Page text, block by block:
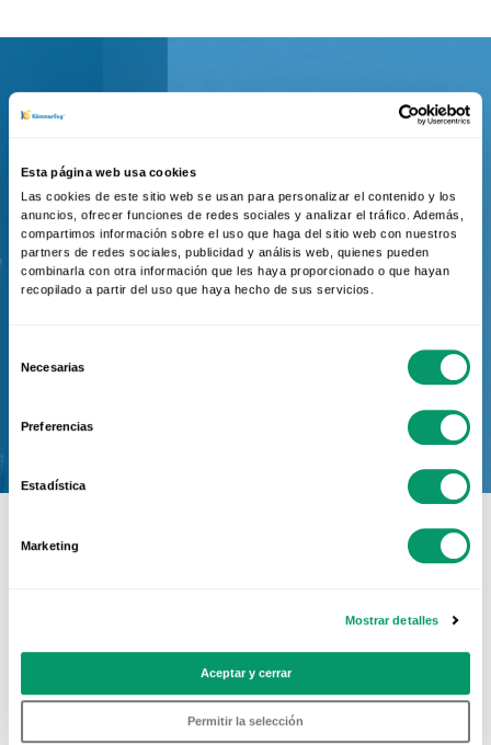
Esta página web usa cookies
Las cookies de este sitio web se usan para personalizar el contenido y los
anuncios, ofrecer funciones de redes sociales y analizar el tráfico. Además,
compartimos información sobre el uso que haga del sitio web con nuestros
partners de redes sociales, publicidad y análisis web, quienes pueden
combinarla con otra información que les haya proporcionado o que hayan
recopilado a partir del uso que haya hecho de sus servicios.
de
Necesarias
Preferencias
Estadística
Marketing
Mostrar detalles
Aceptar y cerrar
Permitir la selección
Trabalhar na
Kömmerling : um
projeto de vida
Mande-nos os seus dados para
Quer saber mais?
Os sistemas Kömmerling escondem todo um
mundo de possibilidades: altas prestações,